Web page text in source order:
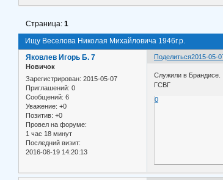
Ищу Веселова Николая Михайловича 1946г.р.
Страница:1
Поделиться2015-05-
Яковлев Игорь Б. 7
Новичок
Зарегистрирован: 2015-05-07
Приглашений: 0
Сообщений: 6
Уважение: +0
Позитив: +0
Провел на форуме:
1 час 18 минут
Последний визит:
2016-08-19 14:20:13
Служили в Брандисе.
ГСВГ
0